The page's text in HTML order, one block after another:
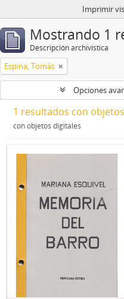
Imprimir
Mostrando 1
Descripción archivística
Espina, Tomás
Opciones
1 resultados con
con objetos digitales